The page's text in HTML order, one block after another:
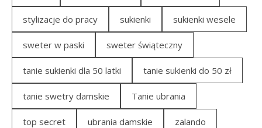
stylizacje do pracy sukienki sukienki wesele
sweter w paski sweter świąteczny
tanie sukienki dla 50 latki tanie sukienki do 50 zł
tanie swetry damskie Tanie ubrania
top secret ubrania damskie zalando